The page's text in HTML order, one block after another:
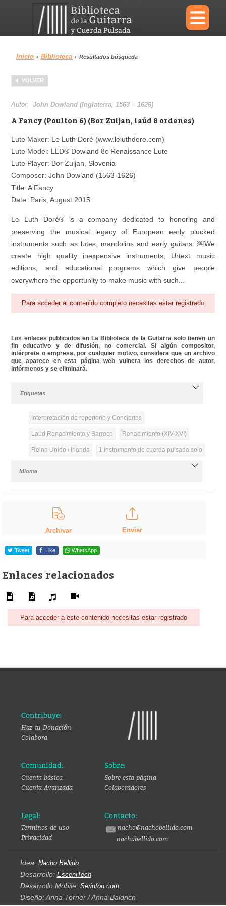
×
Menu
Biblioteca Diccionario
Área personal Reproductor
Inicio › Biblioteca › Resultados búsqueda
VOLVER
Autor:John Dowland (Inglaterra, 1563 – 1626)
A Fancy (Poulton 6) (Bor Zuljan, laúd 8 ordenes)
Lute Maker: Le Luth Doré (www.leluthdore.com)
Lute Model: LLD® Dowland 8c Renaissance Lute
Lute Player: Bor Zuljan, Slovenia
Composer: John Dowland (1563-1626)
Title: A Fancy
Date: Paris, August 2015
Le Luth Doré® is a company dedicated to honoring and
preserving the musical legacy of European early plucked
instruments such as lutes, mandolins and early guitars. ￼We
create high quality inexpensive instruments, Urtext music
editions, and educational programs which give people
everywhere the opportunity to make music with such...
Para acceder al contenido completo necesitas estar registrado
Los enlaces publicados en La Biblioteca de la Guitarra solo tienen un
fin educativo y de difusión, no comercial. Si algún compositor,
intérprete o empresa, por cualquier motivo, considera que un archivo
que aparece en esta página web vulnera los derechos de autor,
infórmenos y se eliminará.
Etiquetas
Interpretación de repertorio y Conciertos
Laúd Renacimiento y Barroco Renacimiento (XIV-XVI)
Reino Unido / Irlanda 1 instrumento de cuerda pulsada solo
Idioma
Archivar Enviar
Tweet Like WhatsApp
Enlaces relacionados
Para acceder a este contenido necesitas estar registrado
Contribuye:
Haz tu Donación
Colabora
Comunidad:
Cuenta básica
Cuenta Avanzada
Sobre:
Sobre esta página
Colaboradores
Legal:
Terminos de uso
Privacidad
Contacto:
nacho@nachobellido.com
nachobellido.com
Idea: Nacho Bellido
Desarrollo: EsceniTech
Desarrollo Mobile: Serinfon.com
Diseño: Anna Torner / Anna Baldrich